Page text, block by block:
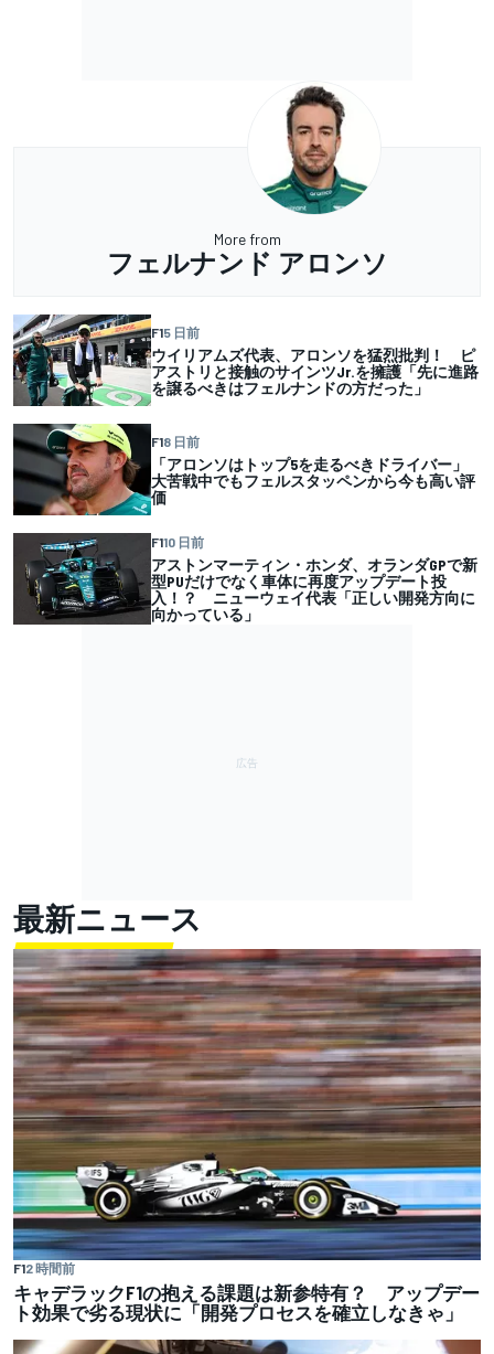
More from
フェルナンド アロンソ
F15 日前
ウイリアムズ代表、アロンソを猛烈批判！ ピ
アストリと接触のサインツJr.を擁護「先に進路
を譲るべきはフェルナンドの方だった」
F18 日前
「アロンソはトップ5を走るべきドライバー」
大苦戦中でもフェルスタッペンから今も高い評
価
F110 日前
アストンマーティン・ホンダ、オランダGPで新
型PUだけでなく車体に再度アップデート投
入！？ ニューウェイ代表「正しい開発方向に
向かっている」
最新ニュース
F12 時間前
キャデラックF1の抱える課題は新参特有？ アップデー
ト効果で劣る現状に「開発プロセスを確立しなきゃ」